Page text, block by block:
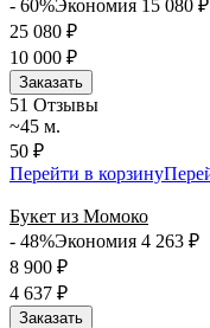
- 60%Экономия 15 080 ₽
25 080 ₽
10 000 ₽
Заказать
51 Отзывы
~45 м.
50 ₽
Перейти в корзину
Букет из Момоко
- 48%Экономия 4 263 ₽
8 900 ₽
4 637 ₽
Заказать